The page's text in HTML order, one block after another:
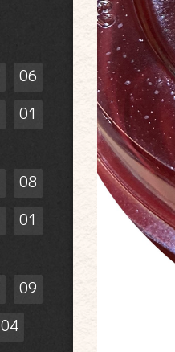
06
01
08
01
09
04